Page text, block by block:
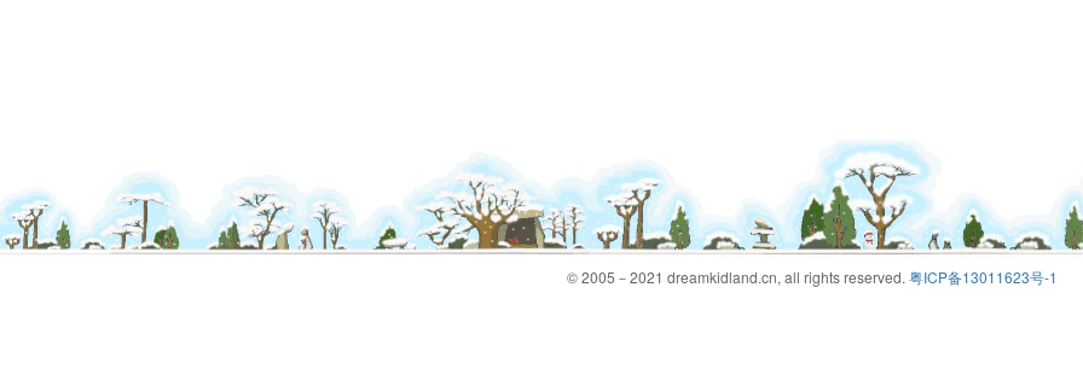
© 2005－2021 dreamkidland.cn, all rights reserved. 粤ICP备13011623号-1